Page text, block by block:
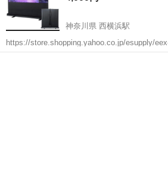
神奈川県 西横浜駅
https://store.shopping.yahoo.co.jp/esupply/
openExternalBrowser=1 イーサプライ プロジェクタースクリーン